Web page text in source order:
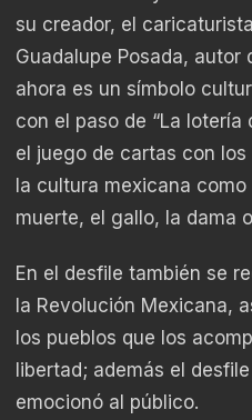
su creador, el
Guadalupe Posada,
ahora es un símbolo
con el paso de “La lotería
el juego de cartas con
la cultura mexicana
muerte, el gallo, la dama
En el desfile también se
la Revolución Mexicana,
los pueblos que los
libertad; además el
emocionó al público.